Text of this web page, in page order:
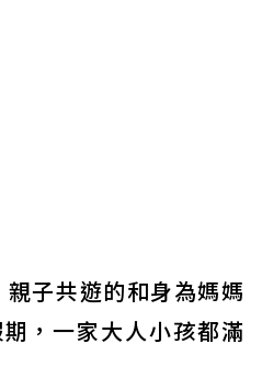
子共遊的和身為媽媽
，一家大人小孩都滿